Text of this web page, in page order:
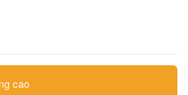
cao